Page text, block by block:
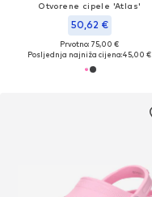
Otvorene cipele 'Atlas'
50,62 €
Prvotno: 75,00 €
Posljednja najniža cijena:45,00 €